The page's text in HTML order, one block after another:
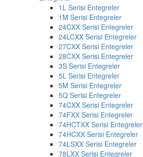
1L Serisi Entegreler
1M Serisi Entegreler
24CXX Serisi Entegreler
24LCXX Serisi Entegreler
27CXX Serisi Entegreler
28CXX Serisi Entegreler
3S Serisi Entegreler
5L Serisi Entegreler
5M Serisi Entegreler
5Q Serisi Entegreler
74CXX Serisi Entegreler
74FXX Serisi Entegreler
74HCTXX Serisi Entegreler
74HCXX Serisi Entegreler
74LSXX Serisi Entegreler
78LXX Serisi Entegreler